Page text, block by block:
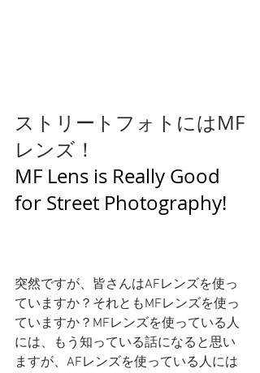
ストリートフォトにはMF
レンズ！
MF Lens is Really Good
for Street Photography!
突然ですが、皆さんはAFレンズを使っ
ていますか？それともMFレンズを使っ
ていますか？MFレンズを使っている人
には、もう知っている話になると思い
ますが、AFレンズを使っている人には